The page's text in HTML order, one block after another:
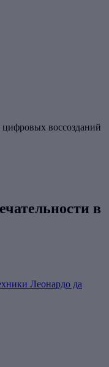
воссозданий
в
Леонардо да